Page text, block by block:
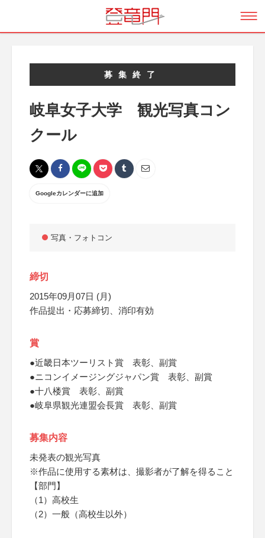
募集終了
岐阜女子大学 観光写真コン
クール
Googleカレンダーに追加
写真・フォトコン
締切
2015年09月07日 (月)
作品提出・応募締切、消印有効
賞
●近畿日本ツーリスト賞 表彰、副賞
●ニコンイメージングジャパン賞 表彰、副賞
●十八楼賞 表彰、副賞
●岐阜県観光連盟会長賞 表彰、副賞
募集内容
未発表の観光写真
※作品に使用する素材は、撮影者が了解を得ること
【部門】
（1）高校生
（2）一般（高校生以外）